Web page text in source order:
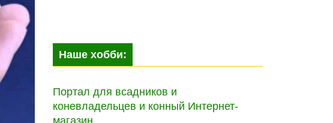
Наше хобби:
Портал для всадников и
коневладельцев и конный Интернет-
магазин